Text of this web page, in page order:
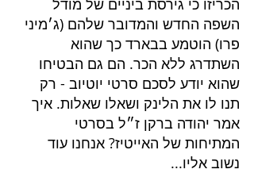
הכריזו כי גירסת ביניים של מודל
השפה החדש והמדובר שלהם (ג׳מיני
פרו) הוטמע בבארד כך שהוא
השתדרג ללא הכר. הם גם הבטיחו
שהוא יודע לסכם סרטי יוטיוב - רק
תנו לו את הלינק ושאלו שאלות. איך
אמר יהודה ברקן ז״ל בסרטי
המתיחות של האייטיז? אנחנו עוד
נשוב אליו...